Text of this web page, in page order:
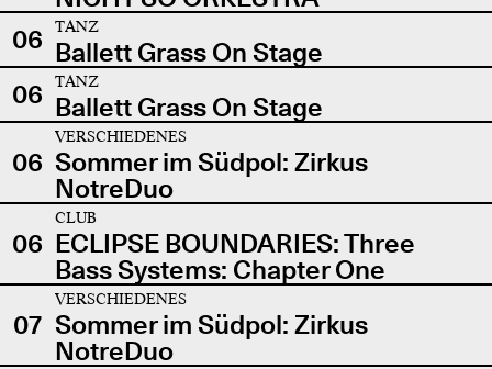
06
TANZ
Ballett Grass On Stage
06
TANZ
Ballett Grass On Stage
06
VERSCHIEDENES
Sommer im Südpol: Zirkus
NotreDuo
06
CLUB
ECLIPSE BOUNDARIES: Three
Bass Systems: Chapter One
07
VERSCHIEDENES
Sommer im Südpol: Zirkus
NotreDuo